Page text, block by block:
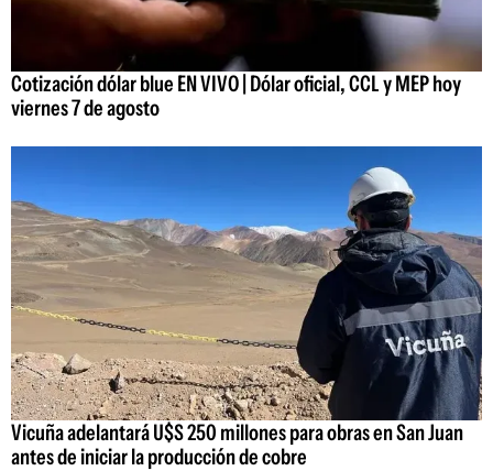
Cotización dólar blue EN VIVO | Dólar oficial, CCL y MEP hoy
viernes 7 de agosto
Vicuña adelantará U$S 250 millones para obras en San Juan
antes de iniciar la producción de cobre